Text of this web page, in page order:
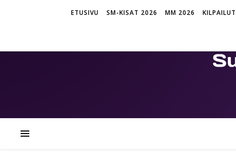
ETUSIVU SM-KISAT 2026 MM 2026